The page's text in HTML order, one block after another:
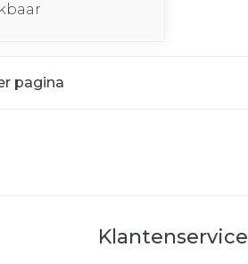
pagina
Klantenservice